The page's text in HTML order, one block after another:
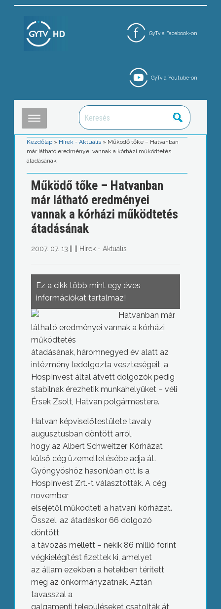
GyTv a Facebook-on
GyTv a Youtube-on
Kezdőlap » Hírek - Aktuális » Működő tőke – Hatvanban
már látható eredményei vannak a kórházi működtetés
átadásának
Működő tőke – Hatvanban
már látható eredményei
vannak a kórházi működtetés
átadásának
2007. 07. 13. Hírek - Aktuális
Ez a cikk több mint egy éves
információkat tartalmaz!
Hatvanban már
látható eredményei vannak a kórházi
működtetés
átadásának, háromnegyed év alatt az
intézmény ledolgozta veszteségeit, a
HospInvest által átvett dolgozók pedig
stabilnak érezhetik munkahelyüket – véli
Érsek Zsolt, Hatvan polgármestere.
Hatvan képviselőtestülete tavaly
augusztusban döntött arról,
hogy az Albert Schweitzer Kórházat
külső cég üzemeltetésébe adja át.
Gyöngyöshöz hasonlóan ott is a
HospInvest Zrt.-t választották. A cég
november
elsejétől működteti a hatvani kórházat.
Õsszel, az átadáskor 66 dolgozó
döntött
a távozás mellett – nekik 86 millió forint
végkielégítést fizettek ki, amelyet
az állam ezekben a hetekben térített
meg az önkormányzatnak. Aztán
tavasszal a
galgamenti településeket csatolták át